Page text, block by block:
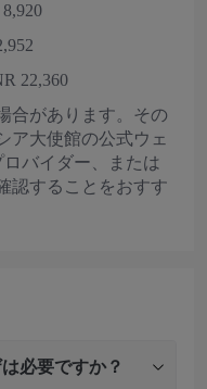
22,360
合があります。その
ア大使館の公式ウェ
ロバイダー、または
認することをおすす
必要ですか？